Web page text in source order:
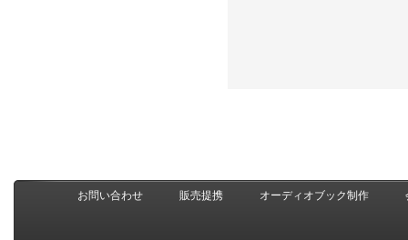
お問い合わせ 販売提携 オーディオブック制作